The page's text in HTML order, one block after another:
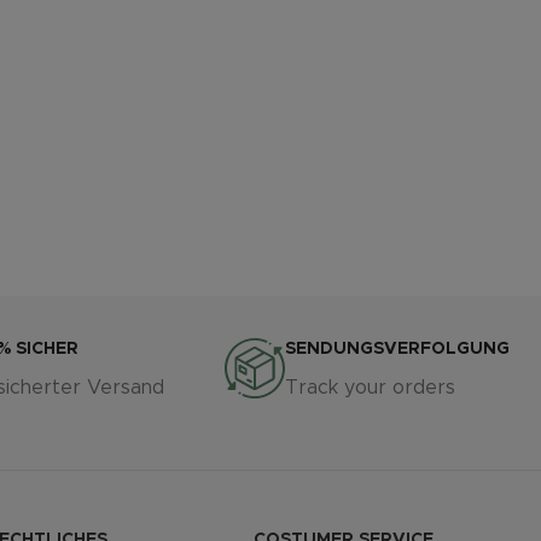
SICHER
Versand
SENDUNGSVERFOLGUNG
Track your orders